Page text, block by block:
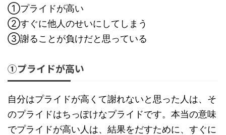
①プライドが高い
②すぐに他人のせいにしてしまう
③謝ることが負けだと思っている
①プライドが高い
自分はプライドが高くて謝れないと思った人は、そ
のプライドはちっぽけなプライドです。本当の意味
でプライドが高い人は、結果をだすために、すぐに